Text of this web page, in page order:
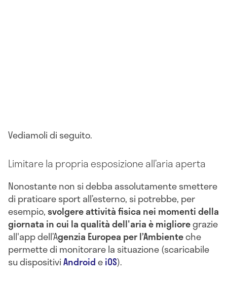
Vediamoli di seguito.
Limitare la propria esposizione all’aria aperta
Nonostante non si debba assolutamente smettere
di praticare sport all’esterno, si potrebbe, per
esempio,svolgere attività fisica nei momenti della
giornata in cui la qualità dell'aria è miglioregrazie
all'app dell’Agenzia Europea per l’Ambienteche
permette di monitorare la situazione (scaricabile
su dispositiviAndroideiOS).